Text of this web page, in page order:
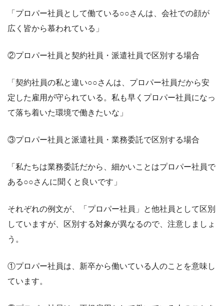
「プロパー社員として働ている○○さんは、会社での顔が
広く皆から慕われている」
②プロパー社員と契約社員・派遣社員で区別する場合
「契約社員の私と違い○○さんは、プロパー社員だから安
定した雇用が守られている。私も早くプロパー社員になっ
て落ち着いた環境で働きたいな」
③プロパー社員と派遣社員・業務委託で区別する場合
「私たちは業務委託だから、細かいことはプロパー社員で
ある○○さんに聞くと良いです」
それぞれの例文が、「プロパー社員」と他社員として区別
していますが、区別する対象が異なるので、注意しましょ
う。
①プロパー社員は、新卒から働いている人のことを意味し
ています。